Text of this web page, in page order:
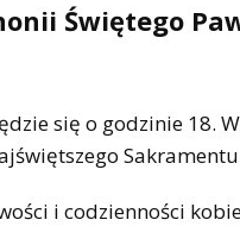
Świętego
się o godzinie 18.
i codzienności